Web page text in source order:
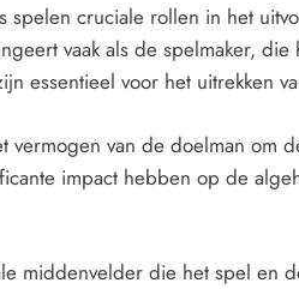
spelen cruciale rollen in het
vaak als de spelmaker,
essentieel voor het uitrekken
vermogen van de doelman om
impact hebben op de
middenvelder die het spel en